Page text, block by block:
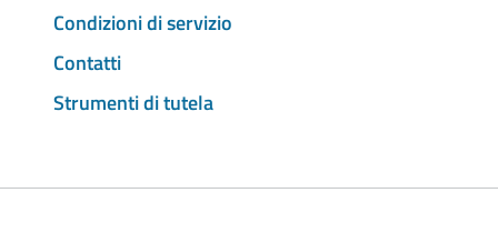
Condizioni di servizio
Contatti
Strumenti di tutela